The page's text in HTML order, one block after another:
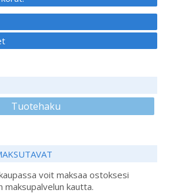
Tuotehaku
voit maksaa ostoksesi
kautta.